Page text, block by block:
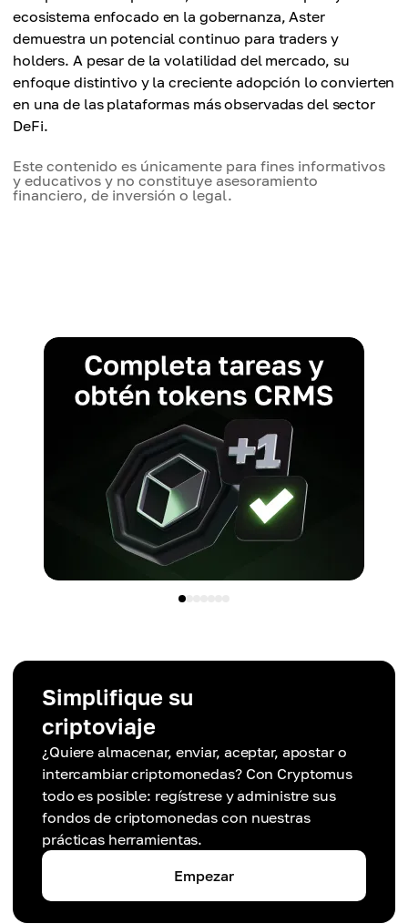
ecosistema enfocado en la gobernanza, Aster
demuestra un potencial continuo para traders y
holders. A pesar de la volatilidad del mercado, su
enfoque distintivo y la creciente adopción lo convierten
en una de las plataformas más observadas del sector
DeFi.
Este contenido es únicamente para fines informativos
y educativos y no constituye asesoramiento
financiero, de inversión o legal.
Simplifique su
criptoviaje
¿Quiere almacenar, enviar, aceptar, apostar o
intercambiar criptomonedas? Con Cryptomus
todo es posible: regístrese y administre sus
fondos de criptomonedas con nuestras
prácticas herramientas.
Empezar